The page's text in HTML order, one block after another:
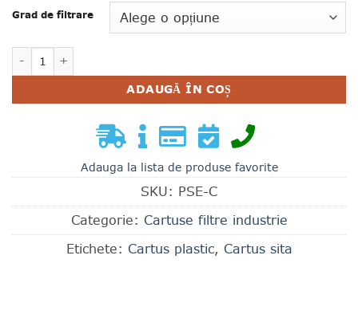
Grad de filtrare
Cantitate CARTUS FILTRANT SITA INOX PENTRU FILTRUL
ADAUGĂ ÎN COȘ
Adauga la lista de produse favorite
SKU: PSE-C
Categorie: Cartuse filtre industrie
Etichete: Cartus plastic, Cartus sita